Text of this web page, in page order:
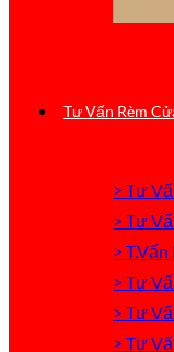
Tư Vấn Rèm
> Tư
> Tư
>
> Tư
> Tư
> Tư